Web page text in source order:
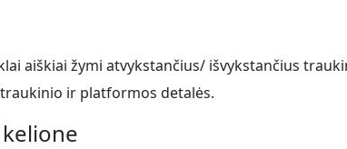
aiškiai žymi atvykstančius/ išvykstančius
ir platformos detalės.